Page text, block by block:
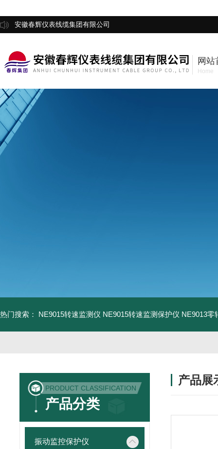
安徽春辉仪表线缆集团有限公司
网站
Home
热门搜索： NE9015转速监测仪 NE9015转速监测保护仪 NE9013零
PRODUCT CLASSIFICATION
产品分类
振动监控保护仪
产品展